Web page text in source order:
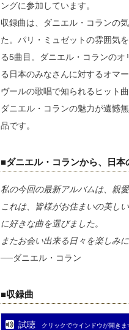
ングに参加しています。
収録曲は、ダニエル・コランの
た。パリ・ミュゼットの雰囲気
る5曲目。ダニエル・コランの
る日本のみなさんに対するオマ
ヴールの歌唱で知られるヒット
ダニエル・コランの魅力が遺憾
品です。
■ダニエル・コランから、日本
私の今回の最新アルバムは、親
これは、皆様がお住まいの美し
に好きな曲を選びました。
またお会い出来る日々を楽しみ
──ダニエル・コラン
■収録曲
試聴 クリックでウインドウが開きま